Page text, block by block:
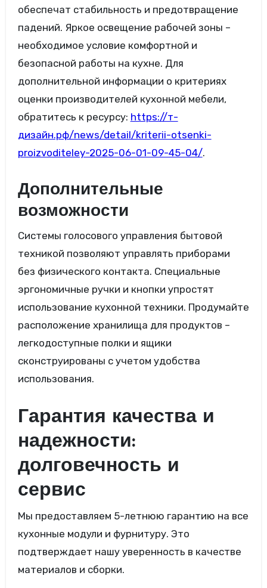
обеспечат стабильность и предотвращение
падений. Яркое освещение рабочей зоны –
необходимое условие комфортной и
безопасной работы на кухне. Для
дополнительной информации о критериях
оценки производителей кухонной мебели,
обратитесь к ресурсу: https://т-
дизайн.рф/news/detail/kriterii-otsenki-
proizvoditeley-2025-06-01-09-45-04/.
Дополнительные
возможности
Системы голосового управления бытовой
техникой позволяют управлять приборами
без физического контакта. Специальные
эргономичные ручки и кнопки упростят
использование кухонной техники. Продумайте
расположение хранилища для продуктов –
легкодоступные полки и ящики
сконструированы с учетом удобства
использования.
Гарантия качества и
надежности:
долговечность и
сервис
Мы предоставляем 5-летнюю гарантию на все
кухонные модули и фурнитуру. Это
подтверждает нашу уверенность в качестве
материалов и сборки.